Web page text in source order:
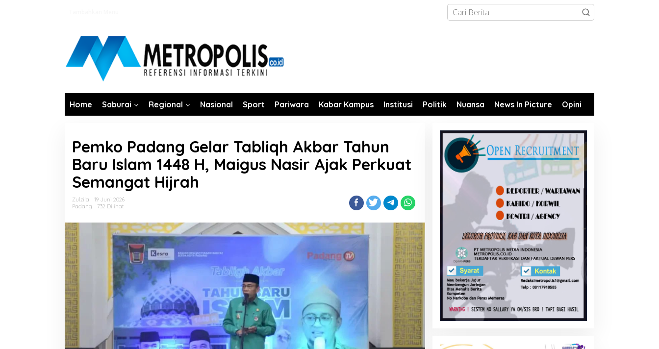
Home Saburai Regional Nasional Sport Pariwara Kabar Kampus Institusi Politik Nuansa News In Picture Opini
Pemko Padang Gelar Tabliqh Akbar Tahun
Baru Islam 1448 H, Maigus Nasir Ajak Perkuat
Semangat Hijrah
Zulzila
19 Juni 2026
Padang
732 Dilihat